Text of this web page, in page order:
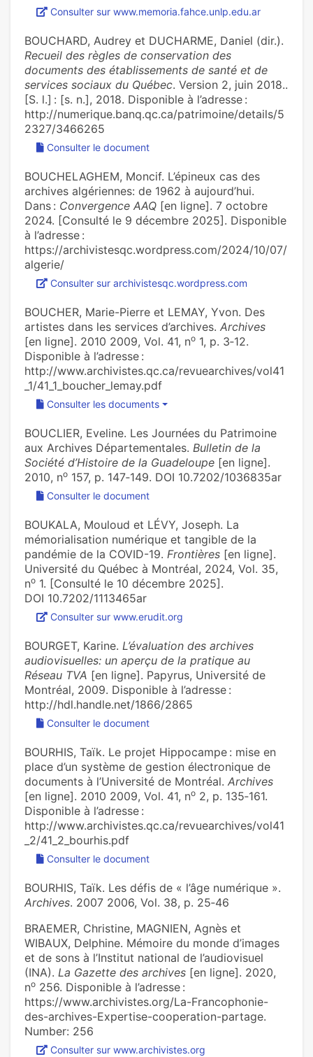
Consulter sur www.memoria.fahce.unlp.edu.ar
BOUCHARD, Audrey et DUCHARME, Daniel (dir.).
Recueil des règles de conservation des
documents des établissements de santé et de
services sociaux du Québec. Version 2, juin 2018..
[S. l.] : [s. n.], 2018. Disponible à l’adresse :
http://numerique.banq.qc.ca/patrimoine/details/5
2327/3466265
Consulter le document
BOUCHELAGHEM, Moncif. L’épineux cas des
archives algériennes: de 1962 à aujourd’hui.
Dans : Convergence AAQ [en ligne]. 7 octobre
2024. [Consulté le 9 décembre 2025]. Disponible
à l’adresse :
https://archivistesqc.wordpress.com/2024/10/07/
algerie/
Consulter sur archivistesqc.wordpress.com
BOUCHER, Marie-Pierre et LEMAY, Yvon. Des
artistes dans les services d’archives. Archives
[en ligne]. 2010 2009, Vol. 41, no 1, p. 3‑12.
Disponible à l’adresse :
http://www.archivistes.qc.ca/revuearchives/vol41
_1/41_1_boucher_lemay.pdf
Consulter les documents
BOUCLIER, Eveline. Les Journées du Patrimoine
aux Archives Départementales. Bulletin de la
Société d’Histoire de la Guadeloupe [en ligne].
2010, no 157, p. 147‑149. DOI 10.7202/1036835ar
Consulter le document
BOUKALA, Mouloud et LÉVY, Joseph. La
mémorialisation numérique et tangible de la
pandémie de la COVID-19. Frontières [en ligne].
Université du Québec à Montréal, 2024, Vol. 35,
no 1. [Consulté le 10 décembre 2025].
DOI 10.7202/1113465ar
Consulter sur www.erudit.org
BOURGET, Karine. L’évaluation des archives
audiovisuelles: un aperçu de la pratique au
Réseau TVA [en ligne]. Papyrus, Université de
Montréal, 2009. Disponible à l’adresse :
http://hdl.handle.net/1866/2865
Consulter le document
BOURHIS, Taïk. Le projet Hippocampe : mise en
place d’un système de gestion électronique de
documents à l’Université de Montréal. Archives
[en ligne]. 2010 2009, Vol. 41, no 2, p. 135‑161.
Disponible à l’adresse :
http://www.archivistes.qc.ca/revuearchives/vol41
_2/41_2_bourhis.pdf
Consulter le document
BOURHIS, Taïk. Les défis de « l’âge numérique ».
Archives. 2007 2006, Vol. 38, p. 25‑46
BRAEMER, Christine, MAGNIEN, Agnès et
WIBAUX, Delphine. Mémoire du monde d’images
et de sons à l’Institut natio­nal de l’audio­vi­suel
(INA). La Gazette des archives [en ligne]. 2020,
no 256. Disponible à l’adresse :
https://www.archivistes.org/La-Francophonie-
des-archives-Expertise-cooperation-partage.
Number: 256
Consulter sur www.archivistes.org